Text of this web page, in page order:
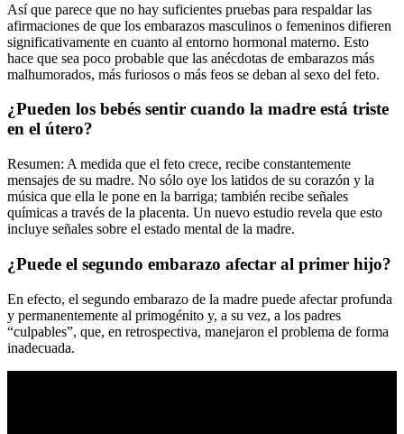
Así que parece que no hay suficientes pruebas para respaldar las
afirmaciones de que los embarazos masculinos o femeninos difieren
significativamente en cuanto al entorno hormonal materno. Esto
hace que sea poco probable que las anécdotas de embarazos más
malhumorados, más furiosos o más feos se deban al sexo del feto.
¿Pueden los bebés sentir cuando la madre está triste
en el útero?
Resumen: A medida que el feto crece, recibe constantemente
mensajes de su madre. No sólo oye los latidos de su corazón y la
música que ella le pone en la barriga; también recibe señales
químicas a través de la placenta. Un nuevo estudio revela que esto
incluye señales sobre el estado mental de la madre.
¿Puede el segundo embarazo afectar al primer hijo?
En efecto, el segundo embarazo de la madre puede afectar profunda
y permanentemente al primogénito y, a su vez, a los padres
“culpables”, que, en retrospectiva, manejaron el problema de forma
inadecuada.